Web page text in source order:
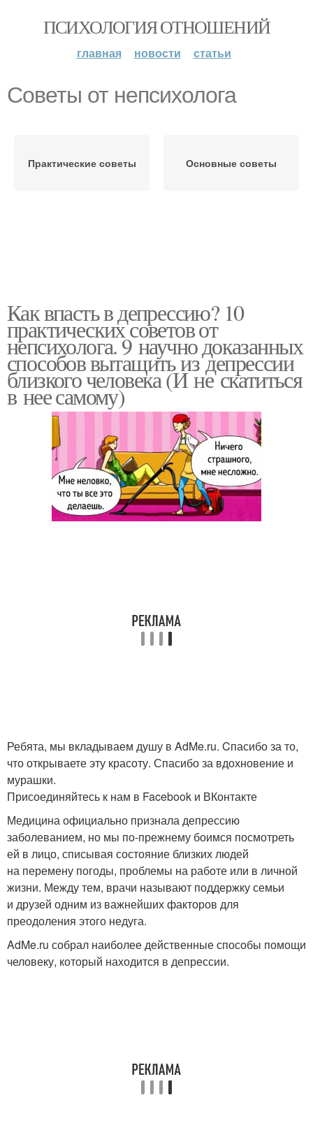
ПСИХОЛОГИЯ ОТНОШЕНИЙ
главная новости статьи
Советы от непсихолога
Практические советы Основные советы
Как впасть в депрессию? 10
практических советов от
непсихолога. 9 научно доказанных
способов вытащить из депрессии
близкого человека (И не скатиться
в нее самому)
Ребята, мы вкладываем душу в AdMe.ru. Cпасибо за то,
что открываете эту красоту. Спасибо за вдохновение и
мурашки.
Присоединяйтесь к нам в Facebook и ВКонтакте
Медицина официально признала депрессию
заболеванием, но мы по-прежнему боимся посмотреть
ей в лицо, списывая состояние близких людей
на перемену погоды, проблемы на работе или в личной
жизни. Между тем, врачи называют поддержку семьи
и друзей одним из важнейших факторов для
преодоления этого недуга.
AdMe.ru собрал наиболее действенные способы помощи
человеку, который находится в депрессии.